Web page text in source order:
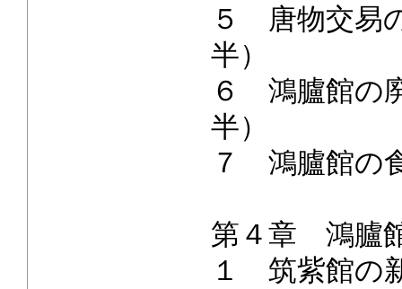
５ 唐物交易
半）
６ 鴻臚館の
半）
７ 鴻臚館の
第４章 鴻臚
１ 筑紫館の